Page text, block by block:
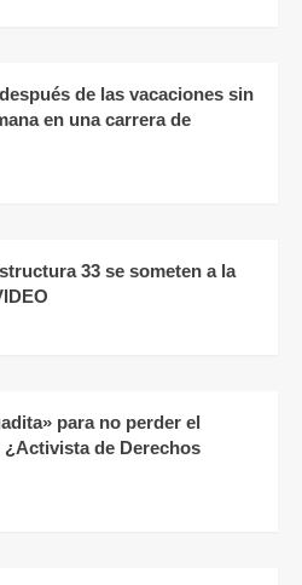
de las vacaciones sin
en una carrera de
33 se someten a la
para no perder el
de Derechos